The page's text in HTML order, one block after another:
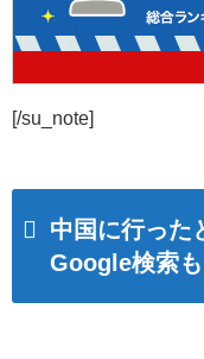
[/su_note]
中国に行った
Google検索